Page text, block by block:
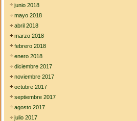
junio 2018
mayo 2018
abril 2018
marzo 2018
febrero 2018
enero 2018
diciembre 2017
noviembre 2017
octubre 2017
septiembre 2017
agosto 2017
julio 2017